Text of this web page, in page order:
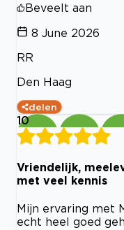
Beveelt aan
8 June 2026
RR
Den Haag
delen
10
Vriendelijk,
met veel kennis
Mijn ervaring met
echt heel goed